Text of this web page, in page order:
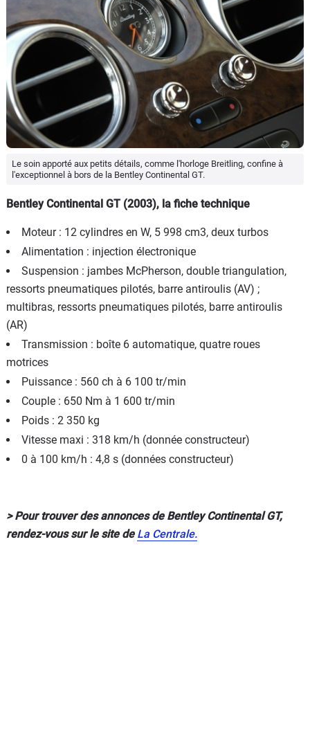
Le soin apporté aux petits détails, comme l'horloge Breitling, confine à
l'exceptionnel à bors de la Bentley Continental GT.
Bentley Continental GT (2003), la fiche technique
Moteur : 12 cylindres en W, 5 998 cm3, deux turbos
Alimentation : injection électronique
Suspension : jambes McPherson, double triangulation,
ressorts pneumatiques pilotés, barre antiroulis (AV) ;
multibras, ressorts pneumatiques pilotés, barre antiroulis
(AR)
Transmission : boîte 6 automatique, quatre roues
motrices
Puissance : 560 ch à 6 100 tr/min
Couple : 650 Nm à 1 600 tr/min
Poids : 2 350 kg
Vitesse maxi : 318 km/h (donnée constructeur)
0 à 100 km/h : 4,8 s (données constructeur)
> Pour trouver des annonces de Bentley Continental GT,
rendez-vous sur le site de La Centrale.